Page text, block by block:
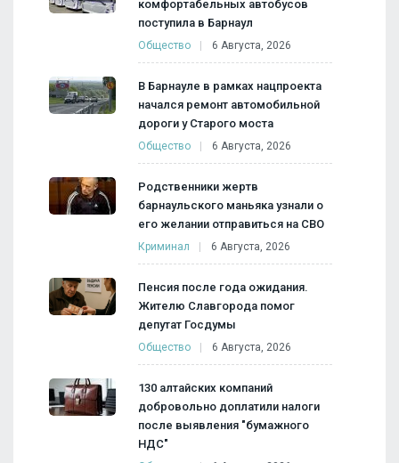
комфортабельных автобусов
поступила в Барнаул
Общество 6 Августа, 2026
В Барнауле в рамках нацпроекта
начался ремонт автомобильной
дороги у Старого моста
Общество 6 Августа, 2026
Родственники жертв
барнаульского маньяка узнали о
его желании отправиться на СВО
Криминал 6 Августа, 2026
Пенсия после года ожидания.
Жителю Славгорода помог
депутат Госдумы
Общество 6 Августа, 2026
130 алтайских компаний
добровольно доплатили налоги
после выявления "бумажного
НДС"